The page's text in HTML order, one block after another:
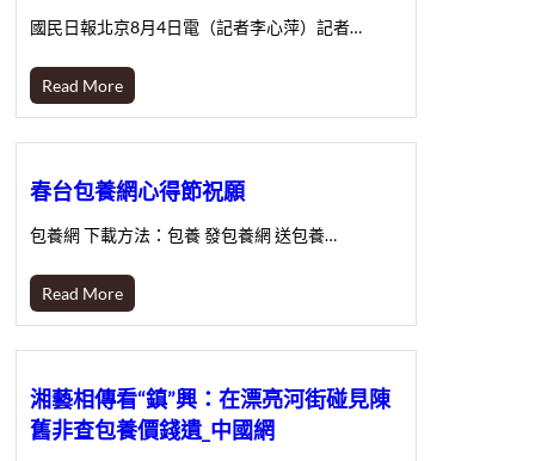
國民日報北京8月4日電（記者李心萍）記者…
Read More
春台包養網心得節祝願
包養網 下載方法：包養 發包養網 送包養…
Read More
湘藝相傳看“鎮”興：在漂亮河街碰見陳
舊非查包養價錢遺_中國網